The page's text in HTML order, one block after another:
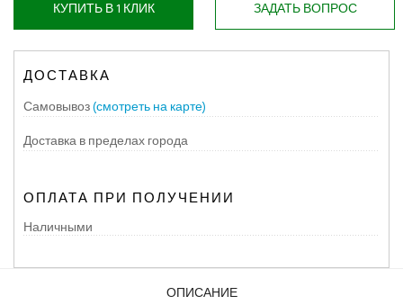
КУПИТЬ В 1 КЛИК ЗАДАТЬ ВОПРОС
ДОСТАВКА
Самовывоз(смотреть на карте)
Доставка в пределах города
ОПЛАТА ПРИ ПОЛУЧЕНИИ
Наличными
ОПИСАНИЕ